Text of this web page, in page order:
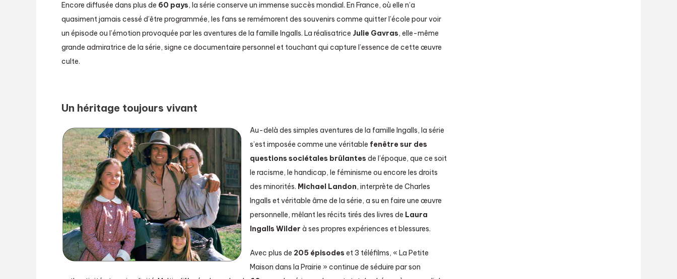
Encore diffusée dans plus de 60 pays, la série conserve un immense succès mondial. En France, où elle n’a
quasiment jamais cessé d’être programmée, les fans se remémorent des souvenirs comme quitter l’école pour voir
un épisode ou l’émotion provoquée par les aventures de la famille Ingalls. La réalisatrice Julie Gavras, elle-même
grande admiratrice de la série, signe ce documentaire personnel et touchant qui capture l’essence de cette œuvre
culte.
Un héritage toujours vivant
Au-delà des simples aventures de la famille Ingalls, la série
s’est imposée comme une véritable fenêtre sur des
questions sociétales brûlantes de l’époque, que ce soit
le racisme, le handicap, le féminisme ou encore les droits
des minorités. Michael Landon, interprète de Charles
Ingalls et véritable âme de la série, a su en faire une œuvre
personnelle, mêlant les récits tirés des livres de Laura
Ingalls Wilder à ses propres expériences et blessures.
Avec plus de 205 épisodes et 3 téléfilms, « La Petite
Maison dans la Prairie » continue de séduire par son